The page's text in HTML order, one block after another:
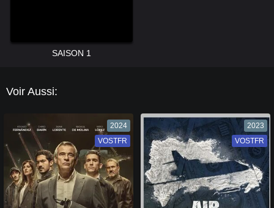
SAISON 1
Voir Aussi:
2024
VF
VOSTFR
2023
VF
VOSTFR